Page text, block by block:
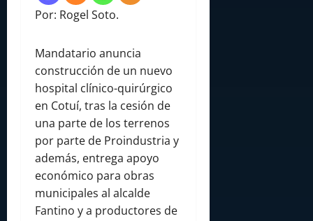
Por: Rogel Soto.
Mandatario anuncia
construcción de un nuevo
hospital clínico-quirúrgico
en Cotuí, tras la cesión de
una parte de los terrenos
por parte de Proindustria y
además, entrega apoyo
económico para obras
municipales al alcalde
Fantino y a productores de